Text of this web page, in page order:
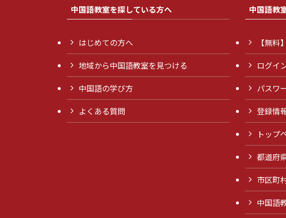
中国語教室を探している方へ
はじめての方へ
地域から中国語教室を見つける
中国語の学び方
よくある質問
中国語教
【無料
ログイ
パスワ
登録情
トップ
都道府
市区町
中国語